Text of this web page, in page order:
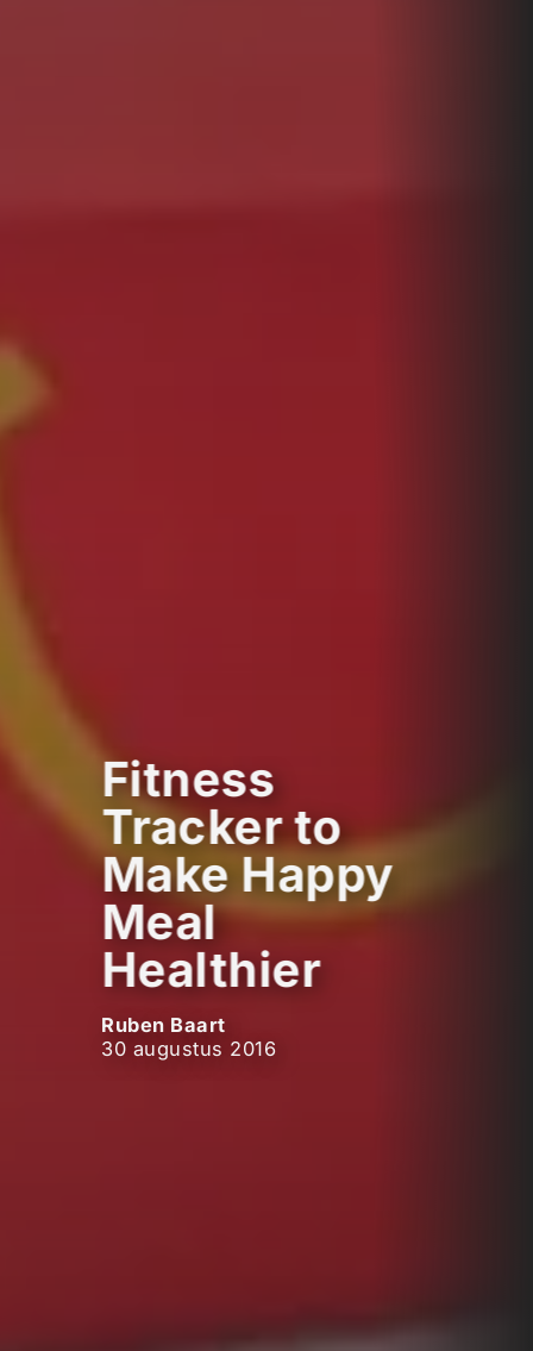
Fitness
Tracker to
Make Happy
Meal
Healthier
Ruben Baart
30 augustus 2016